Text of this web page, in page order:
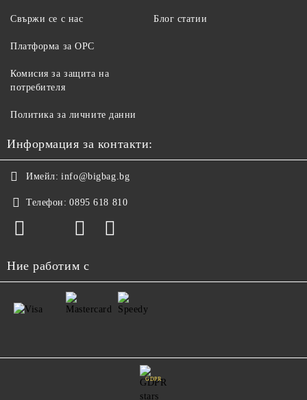
Свържи се с нас Блог статии
Платформа за ОРС
Комисия за защита на
потребителя
Политика за личните данни
Информация за контакти:
Имейл: info@bigbag.bg
Телефон: 0895 618 810
Ние работим с
GDPR